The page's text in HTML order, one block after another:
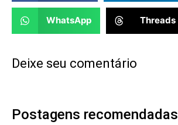
WhatsApp Threads
Deixe seu comentário
Postagens recomendadas